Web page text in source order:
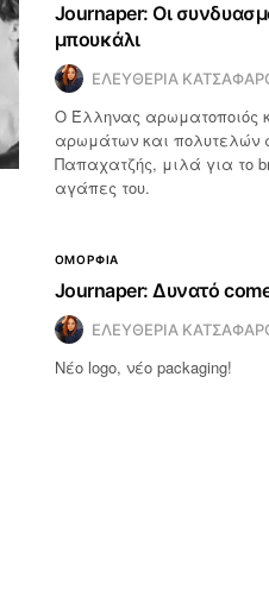
Journaper: Οι
μπουκάλι
ΕΛΕΥΘΕΡΙΑ
Ο Έλληνας αρωματοποιός
αρωμάτων και πολυτελών
Παπαχατζής, μιλά για το
αγάπες του.
ΟΜΟΡΦΙΑ
Journaper: Δυνατό
ΕΛΕΥΘΕΡΙΑ
Νέο logo, νέο packaging!